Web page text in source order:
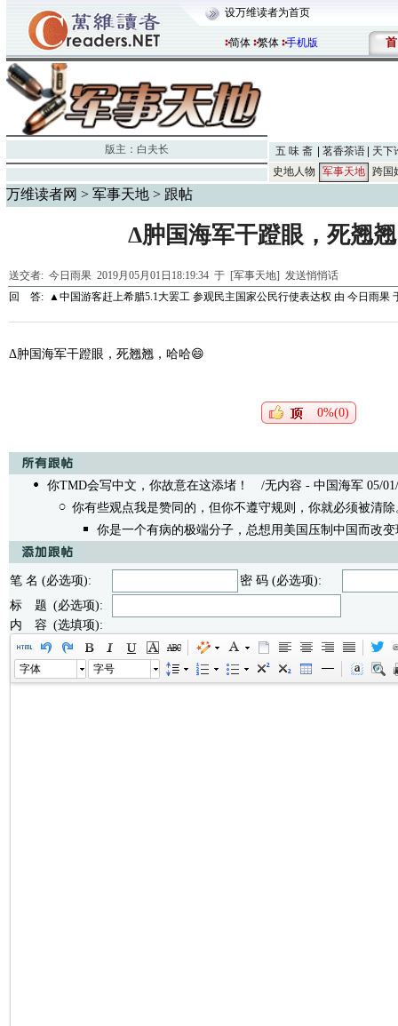
设万维读者为首页
简体 繁体 手机版 首
版主： 白夫长 五 味 斋 茗香茶语
天下
史地人物
军事天地 跨国
万维读者网 > 军事天地 > 跟帖
Δ肿国海军干蹬眼，死翘
送交者: 今日雨果 2019月05月01日18:19:34 于 [军事天地] 发送悄悄话
回 答: ▲中国游客赶上希腊5.1大罢工 参观民主国家公民行使表达权 由 今日雨果
Δ肿国海军干蹬眼，死翘翘，哈哈😄
0%(0)
你TMD会写中文，你故意在这添堵！
/无内容 - 中国海军 05/
你有些观点我是赞同的，但你不遵守规则，你就必须被清除
你是一个有病的极端分子，总想用美国压制中国而改
笔 名 (必选项):
密 码 (必选项):
标 题 (必选项):
内 容 (选填项):
字体 字号